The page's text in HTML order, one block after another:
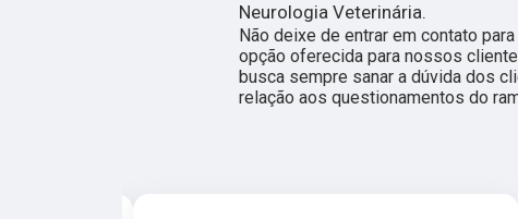
Neurologia Veterinária.
Não deixe de entrar em contato
opção oferecida para nossos
busca sempre sanar a dúvida dos
relação aos questionamentos do